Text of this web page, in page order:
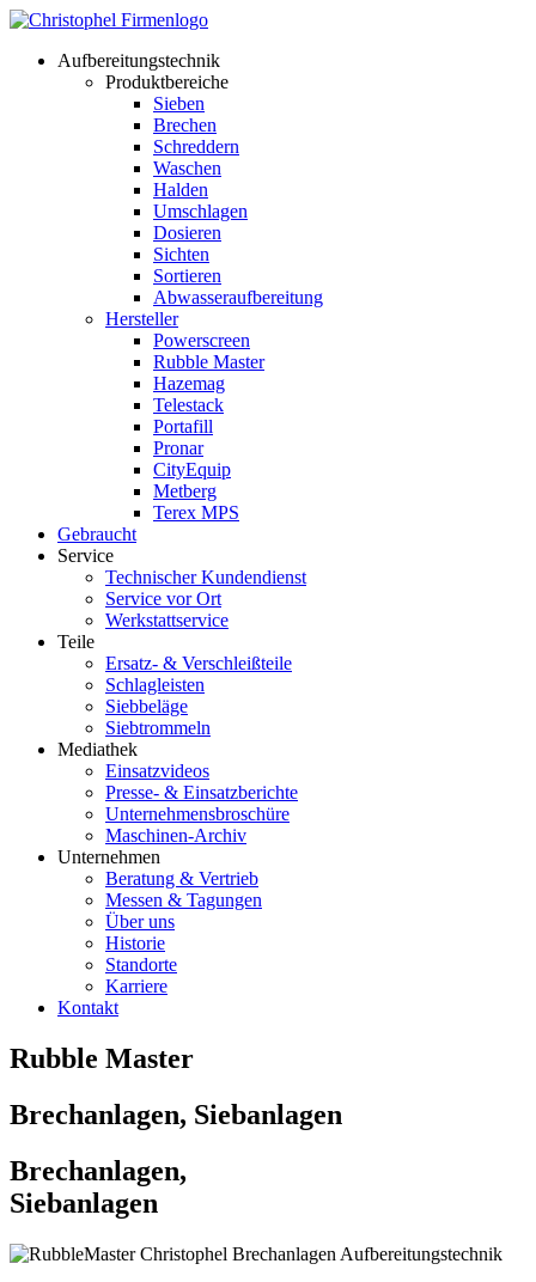
Aufbereitungstechnik
Produktbereiche
Sieben
Brechen
Schreddern
Waschen
Halden
Umschlagen
Dosieren
Sichten
Sortieren
Abwasseraufbereitung
Hersteller
Powerscreen
Rubble Master
Hazemag
Telestack
Portafill
Pronar
CityEquip
Metberg
Terex MPS
Gebraucht
Service
Technischer Kundendienst
Service vor Ort
Werkstattservice
Teile
Ersatz- & Verschleißteile
Schlagleisten
Siebbeläge
Siebtrommeln
Mediathek
Einsatzvideos
Presse- & Einsatzberichte
Unternehmensbroschüre
Maschinen-Archiv
Unternehmen
Beratung & Vertrieb
Messen & Tagungen
Über uns
Historie
Standorte
Karriere
Kontakt
Rubble Master
Brechanlagen, Siebanlagen
Brechanlagen,
Siebanlagen